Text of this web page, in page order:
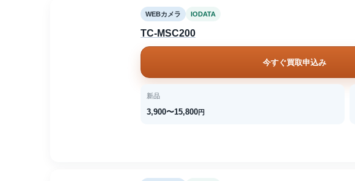
WEBカメラ IODATA
TC-MSC200
今すぐ買取申込み
新品
3,900〜15,800円